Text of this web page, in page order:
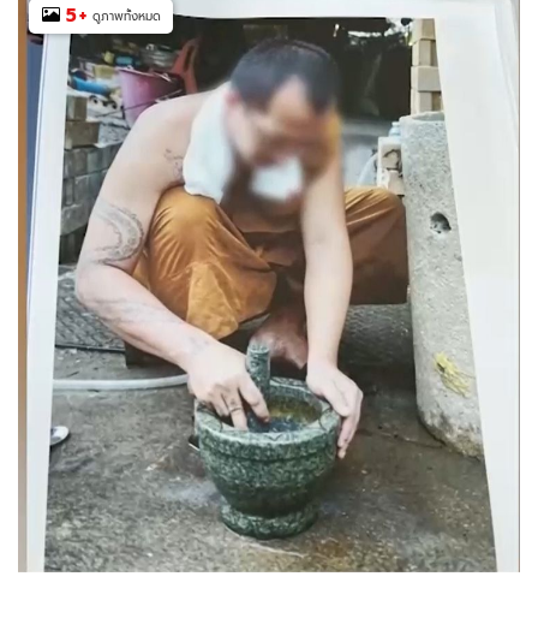
5+ ดูภาพทั้งหมด